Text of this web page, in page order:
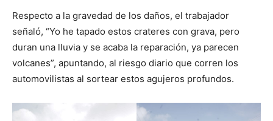
Respecto a la gravedad de los daños, el trabajador
señaló, “Yo he tapado estos crateres con grava, pero
duran una lluvia y se acaba la reparación, ya parecen
volcanes”, apuntando, al riesgo diario que corren los
automovilistas al sortear estos agujeros profundos.